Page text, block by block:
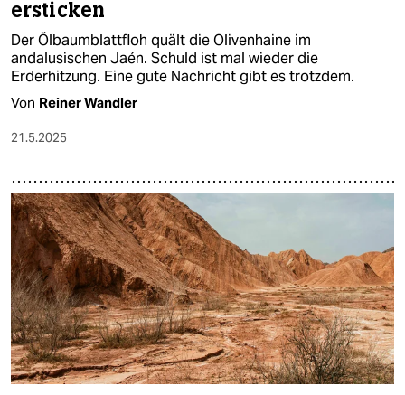
ersticken
Der Ölbaumblattfloh quält die Olivenhaine im
andalusischen Jaén. Schuld ist mal wieder die
Erderhitzung. Eine gute Nachricht gibt es trotzdem.
Von Reiner Wandler
21.5.2025